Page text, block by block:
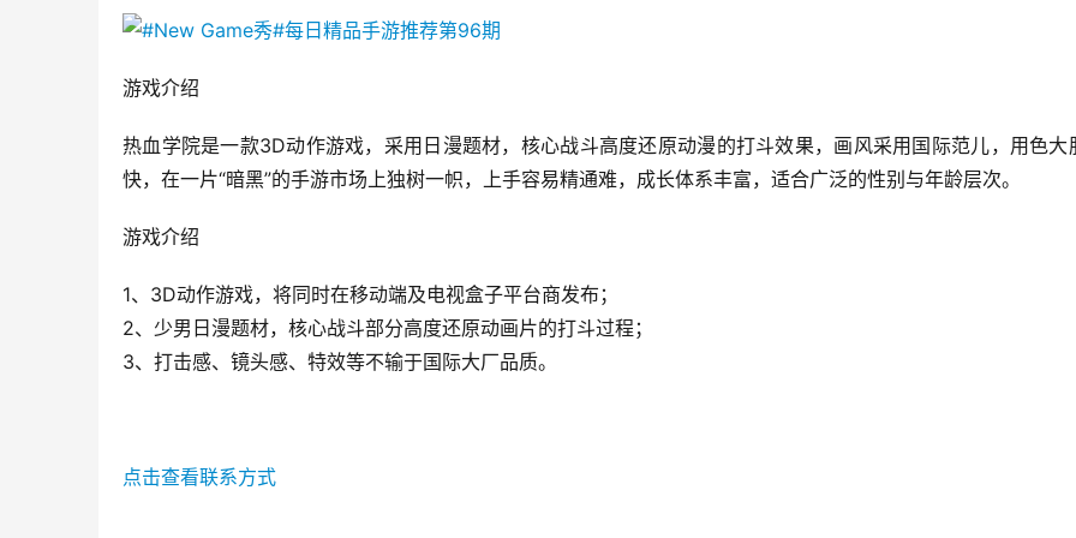
游戏介绍
热血学院是一款3D动作游戏，采用日漫题材，核心战斗高度还原动漫的打斗效果，画风采用国际范儿，用色大
快，在一片“暗黑”的手游市场上独树一帜，上手容易精通难，成长体系丰富，适合广泛的性别与年龄层次。
游戏介绍
1、3D动作游戏，将同时在移动端及电视盒子平台商发布；
2、少男日漫题材，核心战斗部分高度还原动画片的打斗过程；
3、打击感、镜头感、特效等不输于国际大厂品质。
点击查看联系方式